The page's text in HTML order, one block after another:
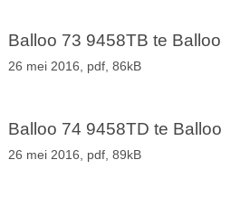
Balloo 73 9458TB te Balloo
26 mei 2016, pdf, 86kB
Balloo 74 9458TD te Balloo
26 mei 2016, pdf, 89kB